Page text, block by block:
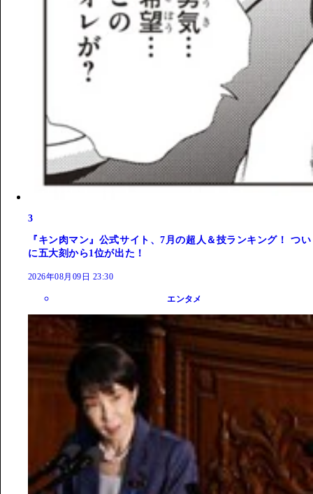
3
『キン肉マン』公式サイト、7月の超人＆技ランキング！ つい
に五大刻から1位が出た！
2026年08月09日 23:30
エンタメ